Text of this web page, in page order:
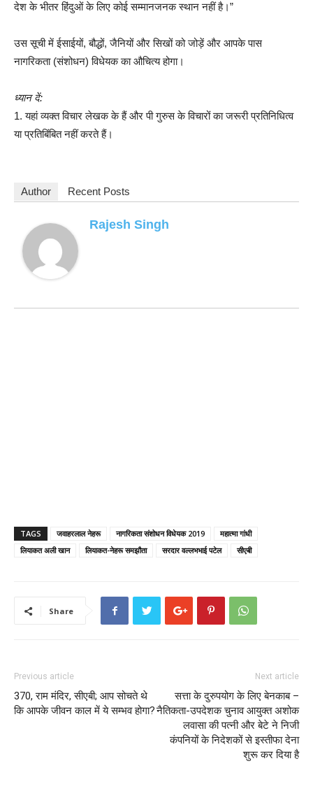
देश के भीतर हिंदुओं के लिए कोई सम्मानजनक स्थान नहीं है।”
उस सूची में ईसाईयों, बौद्धों, जैनियों और सिखों को जोड़ें और आपके पास
नागरिकता (संशोधन) विधेयक का औचित्य होगा।
ध्यान दें:
1. यहां व्यक्त विचार लेखक के हैं और पी गुरुस के विचारों का जरूरी प्रतिनिधित्व
या प्रतिबिंबित नहीं करते हैं।
Author Recent Posts
Rajesh Singh
TAGS जवाहरलाल नेहरू नागरिकता संशोधन विधेयक 2019
महात्मा गांधी
लियाकत अली खान
लियाकत-नेहरू समझौता सरदार वल्लभभाई पटेल सीएबी
Share
Previous article
370, राम मंदिर, सीएबी; आप सोचते थे
कि आपके जीवन काल में ये सम्भव होगा?
Next article
सत्ता के दुरुपयोग के लिए बेनकाब –
नैतिकता-उपदेशक चुनाव आयुक्त अशोक
लवासा की पत्नी और बेटे ने निजी
कंपनियों के निदेशकों से इस्तीफा देना
शुरू कर दिया है